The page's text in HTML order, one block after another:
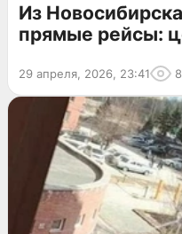
Из
прямые рейсы:
29 апреля, 2026, 23:41 8